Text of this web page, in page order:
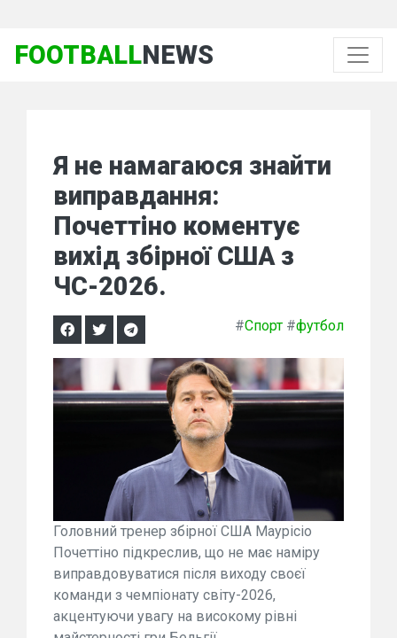
FOOTBALLNEWS
Я не намагаюся знайти
виправдання:
Почеттіно коментує
вихід збірної США з
ЧС-2026.
#Спорт #футбол
Головний тренер збірної США Маурісіо
Почеттіно підкреслив, що не має наміру
виправдовуватися після виходу своєї
команди з чемпіонату світу-2026,
акцентуючи увагу на високому рівні